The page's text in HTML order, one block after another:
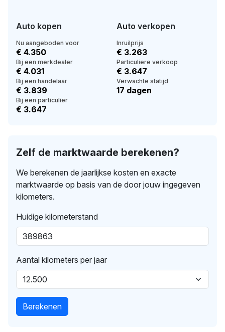
Auto kopen
Nu aangeboden voor
€ 4.350
Bij een merkdealer
€ 4.031
Bij een handelaar
€ 3.839
Bij een particulier
€ 3.647
Auto verkopen
Inruilprijs
€ 3.263
Particuliere verkoop
€ 3.647
Verwachte statijd
17 dagen
Zelf de marktwaarde berekenen?
We berekenen de jaarlijkse kosten en exacte
marktwaarde op basis van de door jouw ingegeven
kilometers.
Huidige kilometerstand
Aantal kilometers per jaar
Berekenen